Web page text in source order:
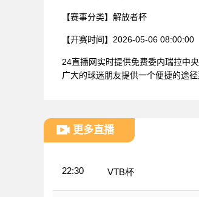
【赛事分类】 解放者杯
【开赛时间】 2026-05-06 08:00:00
24直播网实时提供免费委内瑞拉中
广大的球迷朋友提供一个便捷的途
更多直播
22:30 VTB杯